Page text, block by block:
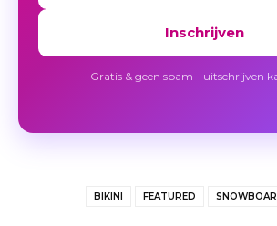
Inschrijven
Gratis & geen spam - uitschrijven
BIKINI FEATURED